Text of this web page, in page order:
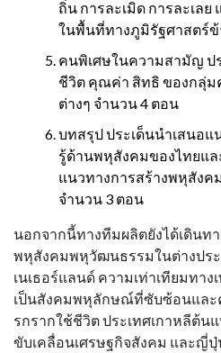
ถิ่น การละเมิด การละเล
ในพื้นที่ทางภูมิรัฐศาสตร์
คนพิเศษในความสามัญ ป
ชีวิต คุณค่า สิทธิ ของกลุ่
ต่างๆ จำนวน 4 ตอน
บทสรุป ประเด็นนำเสนอ
รู้ด้านพหุสังคมของไทยแล
แนวทางการสร้างพหุสัง
จำนวน 3 ตอน
นอกจากนี้ทางทีมผลิตยังได้เดินท
พหุสังคมพหุวัฒนธรรมในต่างประ
เนเธอร์แลนด์ ความเท่าเทียมทา
เป็นสังคมพหุลักษณ์ที่ซับซ้อนและ
รกรากใช้ชีวิต ประเทศเกาหลีต้น
ขับเคลื่อนเศรษฐกิจสังคม และญี่